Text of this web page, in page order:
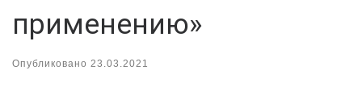
применению»
Опубликовано 23.03.2021